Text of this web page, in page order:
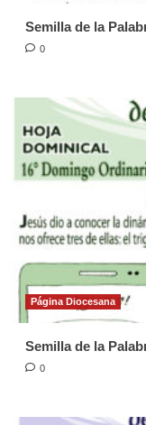
Semilla de la
0
Página Diocesana
Semilla de la
0